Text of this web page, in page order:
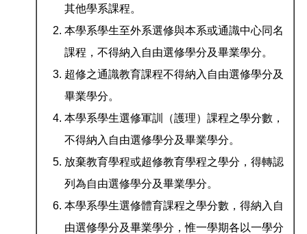
其他學系課程。
本學系學生至外系選修與本系或通識中心同名
課程，不得納入自由選修學分及畢業學分。
超修之通識教育課程不得納入自由選修學分及
畢業學分。
本學系學生選修軍訓（護理）課程之學分數，
不得納入自由選修學分及畢業學分。
放棄教育學程或超修教育學程之學分，得轉認
列為自由選修學分及畢業學分。
本學系學生選修體育課程之學分數，得納入自
由選修學分及畢業學分，惟一學期各以一學分